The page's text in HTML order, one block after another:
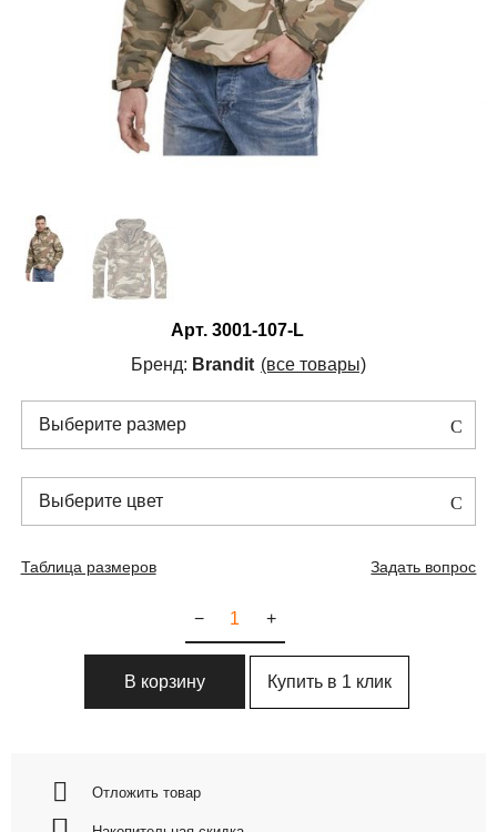
Арт. 3001-107-L
Бренд: Brandit (все товары)
Выберите размер
Выберите цвет
Таблица размеров Задать вопрос
+
−
В корзину Купить в 1 клик
Отложить товар